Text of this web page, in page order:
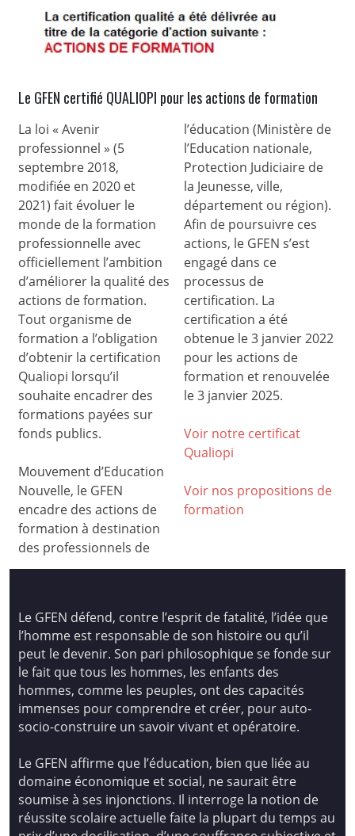
Le GFEN certifié QUALIOPI pour les actions de formation
La loi « Avenir
professionnel » (5
septembre 2018,
modifiée en 2020 et
2021) fait évoluer le
monde de la formation
professionnelle avec
officiellement l’ambition
d’améliorer la qualité des
actions de formation.
Tout organisme de
formation a l’obligation
d’obtenir la certification
Qualiopi lorsqu’il
souhaite encadrer des
formations payées sur
fonds publics.
Mouvement d’Education
Nouvelle, le GFEN
encadre des actions de
formation à destination
des professionnels de
l’éducation (Ministère de
l’Education nationale,
Protection Judiciaire de
la Jeunesse, ville,
département ou région).
Afin de poursuivre ces
actions, le GFEN s’est
engagé dans ce
processus de
certification. La
certification a été
obtenue le 3 janvier 2022
pour les actions de
formation et renouvelée
le 3 janvier 2025.
Voir notre certificat
Qualiopi
Voir nos propositions de
formation
Le GFEN défend, contre l’esprit de fatalité, l’idée que
l’homme est responsable de son histoire ou qu’il
peut le devenir. Son pari philosophique se fonde sur
le fait que tous les hommes, les enfants des
hommes, comme les peuples, ont des capacités
immenses pour comprendre et créer, pour auto-
socio-construire un savoir vivant et opératoire.
Le GFEN affirme que l’éducation, bien que liée au
domaine économique et social, ne saurait être
soumise à ses injonctions. Il interroge la notion de
réussite scolaire actuelle faite la plupart du temps au